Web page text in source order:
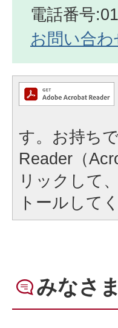
電話番号
お問い合
す。お持ち
Reader（
リックして
トールして
みなさ